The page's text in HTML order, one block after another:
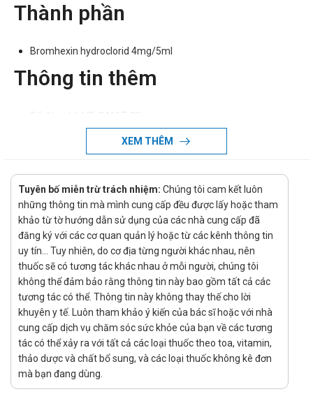
Thành phần
Bromhexin hydroclorid 4mg/5ml
Thông tin thêm
Số đăng ký: VD-34617-20
Apihexin chỉ định điều trị bệnh gì?
Được chỉ định làm loãng đờm trong các bệnh nhiễm khuẩn
đường hô hấp cấp hoặc mạn có ho xuất tiết.
Cách dùng - Liều dùng của thuốc
Apihexin
Liều dùng:
Trẻ em dưới 2 tuổi: 2,5 ml/lần (đong bằng cốc đong kèm
theo), ngày 2 lần.
Trẻ em từ 2 đến 6 tuổi: 5 ml/lần (đong bằng cốc đong kèm
XEM THÊM
Tuyên bố miễn trừ trách nhiệm: Chúng tôi cam kết luôn
những thông tin mà mình cung cấp đều được lấy hoặc tham
khảo từ tờ hướng dẫn sử dụng của các nhà cung cấp đã
đăng ký với các cơ quan quản lý hoặc từ các kênh thông tin
uy tín... Tuy nhiên, do cơ địa từng người khác nhau, nên
thuốc sẽ có tương tác khác nhau ở mỗi người, chúng tôi
không thể đảm bảo rằng thông tin này bao gồm tất cả các
tương tác có thể. Thông tin này không thay thế cho lời
khuyên y tế. Luôn tham khảo ý kiến của bác sĩ hoặc với nhà
cung cấp dịch vụ chăm sóc sức khỏe của bạn về các tương
tác có thể xảy ra với tất cả các loại thuốc theo toa, vitamin,
thảo dược và chất bổ sung, và các loại thuốc không kê đơn
mà bạn đang dùng.